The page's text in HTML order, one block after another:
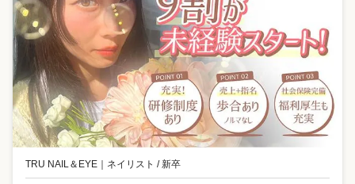
TRU NAIL＆EYE ネイリスト / 新卒